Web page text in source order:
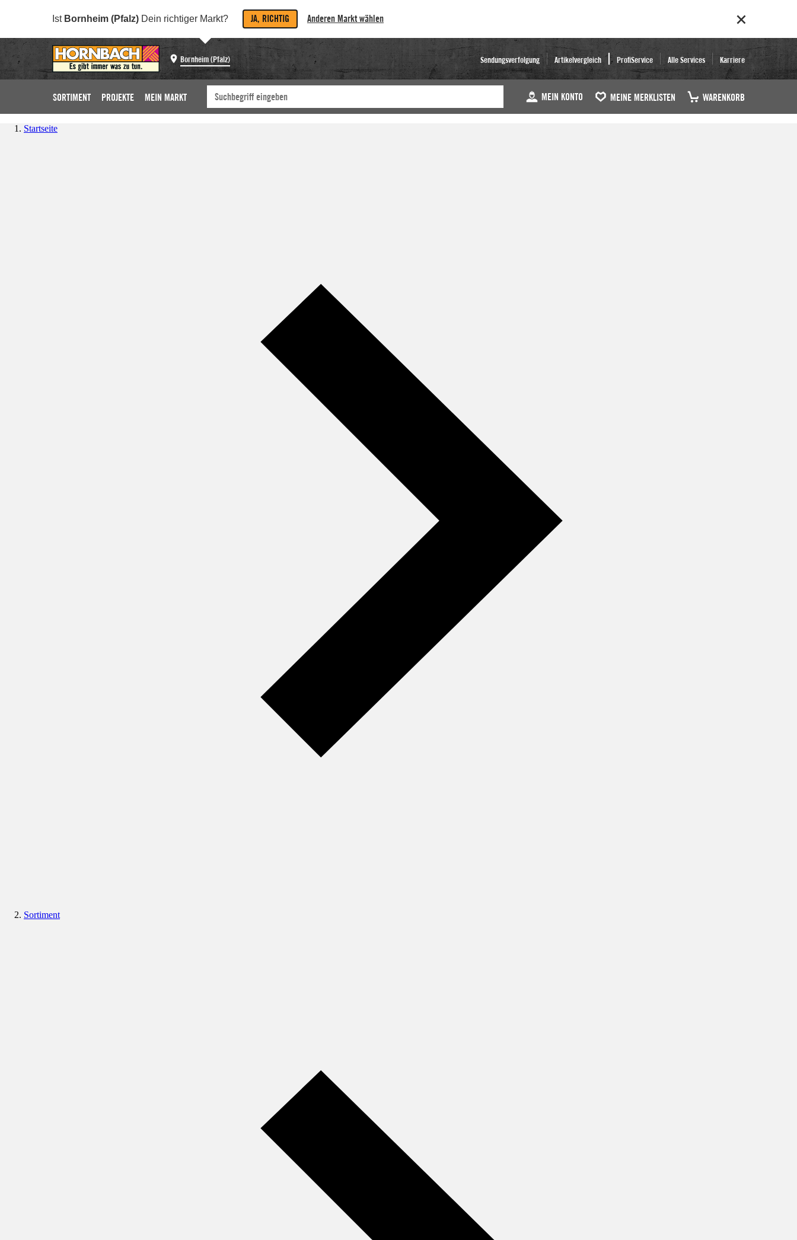
Ist Bornheim (Pfalz) Dein richtiger Markt? JA, RICHTIG Anderen Markt wählen
Bornheim (Pfalz) Sendungsverfolgung Artikelvergleich ProfiService Alle Services Karriere
SORTIMENT PROJEKTE MEIN MARKT MEIN KONTO MEINE MERKLISTEN WARENKORB
Startseite
Sortiment